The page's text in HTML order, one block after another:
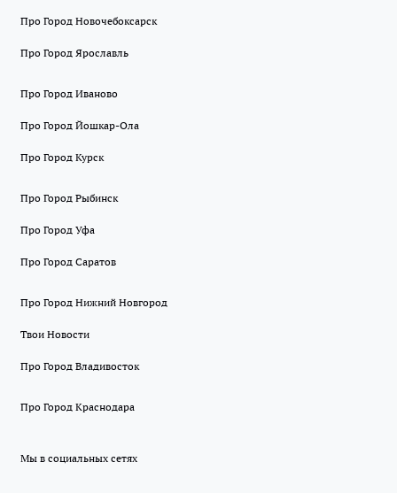
Про Город Новочебоксарск
Про Город Ярославль
Про Город Иваново
Про Город Йошкар-Ола
Про Город Курск
Про Город Рыбинск
Про Город Уфа
Про Город Саратов
Про Город Нижний Новгород
Твои Новости
Про Город Владивосток
Про Город Краснодара
Мы в социальных сетях